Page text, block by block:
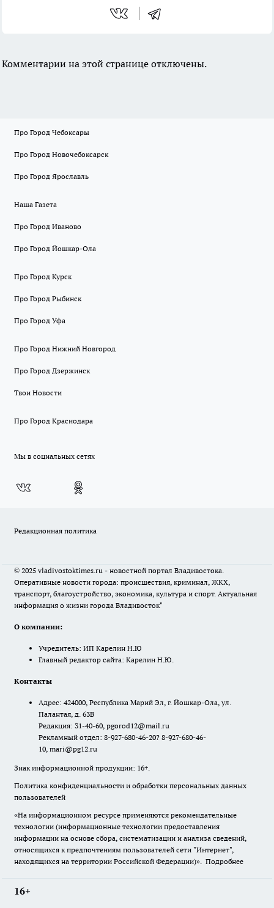
Комментарии на этой странице отключены.
Про Город Чебоксары
Про Город Новочебоксарск
Про Город Ярославль
Наша Газета
Про Город Иваново
Про Город Йошкар-Ола
Про Город Курск
Про Город Рыбинск
Про Город Уфа
Про Город Нижний Новгород
Про Город Дзержинск
Твои Новости
Про Город Краснодара
Мы в социальных сетях
Редакционная политика
© 2025 vladivostoktimes.ru - новостной портал Владивостока.
Оперативные новости города: происшествия, криминал, ЖКХ,
транспорт, благоустройство, экономика, культура и спорт. Актуальная
информация о жизни города Владивосток"
О компании:
Учредитель: ИП Карелин Н.Ю
Главный редактор сайта: Карелин Н.Ю.
Контакты
Адрес: 424000, Республика Марий Эл, г. Йошкар-Ола, ул.
Палантая, д. 63В
Редакция: 31-40-60, pgorod12@mail.ru
Рекламный отдел: 8-927-680-46-20? 8-927-680-46-
10, mari@pg12.ru
Знак информационной продукции: 16+.
Политика конфиденциальности и обработки персональных данных
пользователей
«На информационном ресурсе применяются рекомендательные
технологии (информационные технологии предоставления
информации на основе сбора, систематизации и анализа сведений,
относящихся к предпочтениям пользователей сети "Интернет",
находящихся на территории Российской Федерации)». Подробнее
16+